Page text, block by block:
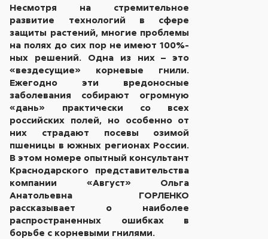
Несмотря на стремительное
развитие технологий в сфере
защиты растений, многие проблемы
на полях до сих пор не имеют 100%-
ных решений. Одна из них – это
«вездесущие» корневые гнили.
Ежегодно эти вредоносные
заболевания собирают огромную
«дань» практически со всех
российских полей, но особенно от
них страдают посевы озимой
пшеницы в южных регионах России.
В этом номере опытный консультант
Краснодарского представительства
компании «Август» Ольга
Анатольевна ГОРЛЕНКО
рассказывает о наиболее
распространенных ошибках в
борьбе с корневыми гнилями.